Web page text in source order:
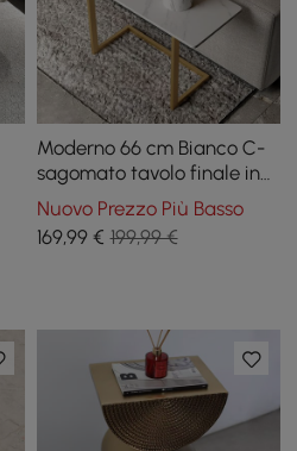
Moderno 66 cm Bianco C-
sagomato tavolo finale in
pietra sinterizzata con
finitura oro
Nuovo Prezzo Più Basso
169,99€ 199,99 €